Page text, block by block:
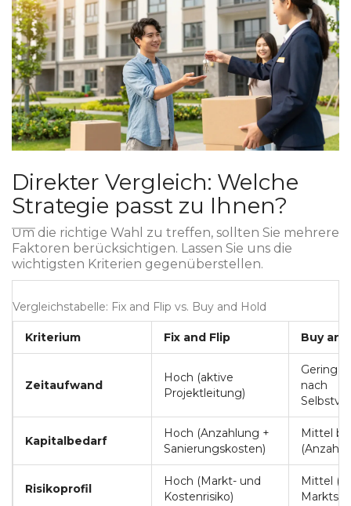
Direkter Vergleich: Welche
Strategie passt zu Ihnen?
Um die richtige Wahl zu treffen, sollten Sie mehrere
Faktoren berücksichtigen. Lassen Sie uns die
wichtigsten Kriterien gegenüberstellen.
Vergleichstabelle: Fix and Flip vs. Buy and Hold
Kriterium Fix and Flip Buy
Zeitaufwand
Hoch (aktive
Projektleitung)
Gering
nach
Kapitalbedarf
Hoch (Anzahlung +
Sanierungskosten)
Mittel
Risikoprofil
Hoch (Markt- und
Kostenrisiko)
Mittel